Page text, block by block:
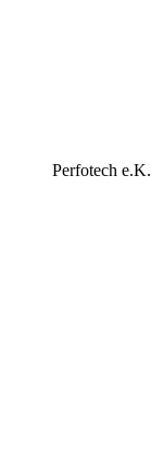
Perfotech e.K.